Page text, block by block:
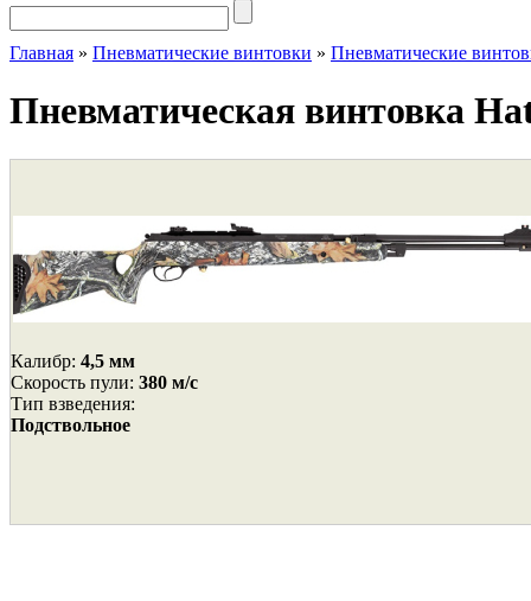
Главная » Пневматические винтовки » Пневматические
Пневматическая винтовка
Калибр: 4,5 мм
Cкорость пули: 380 м/с
Тип взведения:
Подствольное